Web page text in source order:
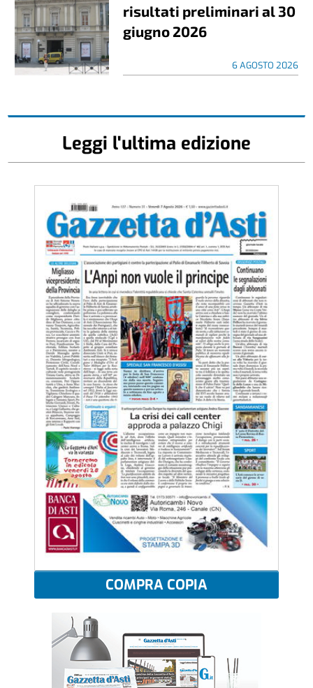
risultati preliminari al 30
giugno 2026
6 AGOSTO 2026
Leggi l'ultima edizione
COMPRA COPIA